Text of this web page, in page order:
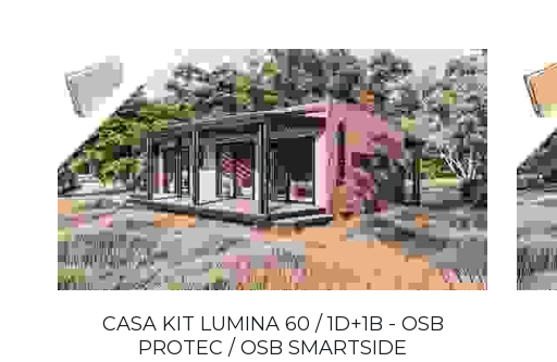
CASA KIT LUMINA 60 / 1D+1B - OSB
PROTEC / OSB SMARTSIDE